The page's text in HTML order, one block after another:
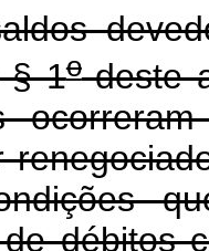
§ 1odeste
débitos